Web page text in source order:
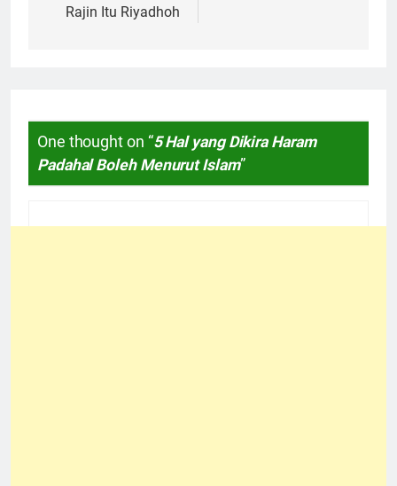
Rajin Itu Riyadhoh
One thought on “5 Hal yang Dikira Haram
Padahal Boleh Menurut Islam”